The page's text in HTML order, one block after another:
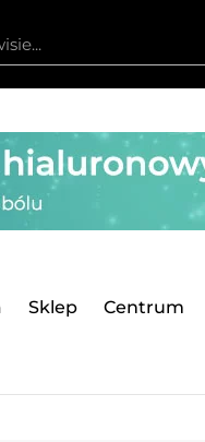
Sklep Centrum